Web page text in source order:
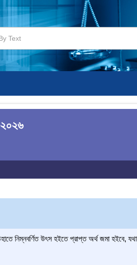
নিম্নবর্ণিত উৎস হইতে প্রাপ্ত অর্থ জমা হইবে,